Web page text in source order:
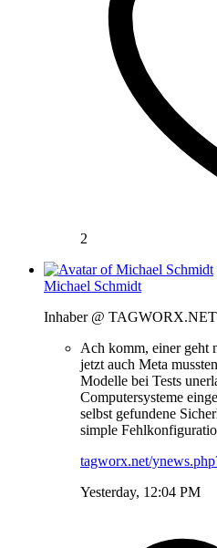
2
Michael Schmidt
Inhaber @ TAGWORX.NET
Ach komm, einer geht
jetzt auch Meta
Modelle bei Tests
Computersysteme
selbst gefundene
simple
tagworx.net/
Yesterday, 12:04 PM